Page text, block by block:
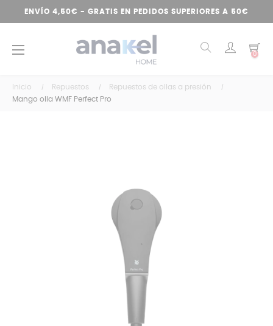
ENVÍO 4,50€ - GRATIS EN PEDIDOS SUPERIORES A 50€
Navegación
☰ 0
Inicio Repuestos
Repuestos de ollas a presión
Mango olla WMF Perfect Pro